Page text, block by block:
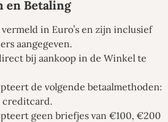
en Betaling
in Euro’s en zijn inclusief
aangegeven.
bij aankoop in de Winkel te
de volgende betaalmethoden:
creditcard.
geen briefjes van €100, €200